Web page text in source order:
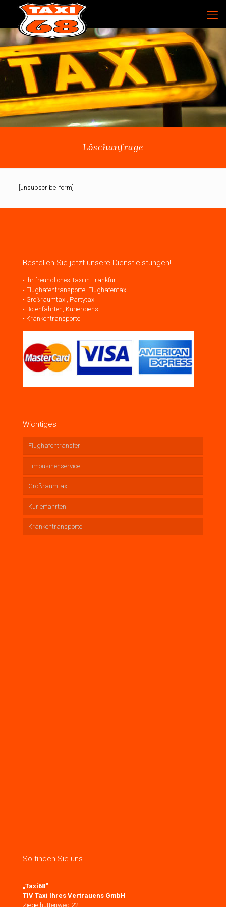
Löschanfrage
[unsubscribe_form]
Bestellen Sie jetzt unsere Dienstleistungen!
• Ihr freundliches Taxi in Frankfurt
• Flughafentransporte, Flughafentaxi
• Großraumtaxi, Partytaxi
• Botenfahrten, Kurierdienst
• Krankentransporte
Wichtiges
Flughafentransfer
Limousinenservice
Großraumtaxi
Kurierfahrten
Krankentransporte
So finden Sie uns
„Taxi68“
TIV Taxi Ihres Vertrauens GmbH
Ziegelhüttenweg 22